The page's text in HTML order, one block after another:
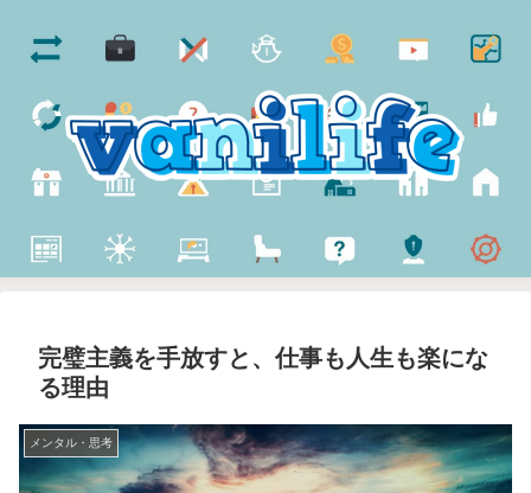
完璧主義を手放すと、仕事も人生も楽にな
る理由
メンタル・思考